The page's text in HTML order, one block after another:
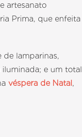
artesanato
Prima, que enfeita
de lamparinas,
e um total
véspera de Natal ,